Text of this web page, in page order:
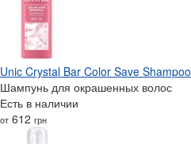
Unic Crystal Bar Color Save Shampoo
Шампунь для окрашенных волос
Есть в наличии
от 612 грн